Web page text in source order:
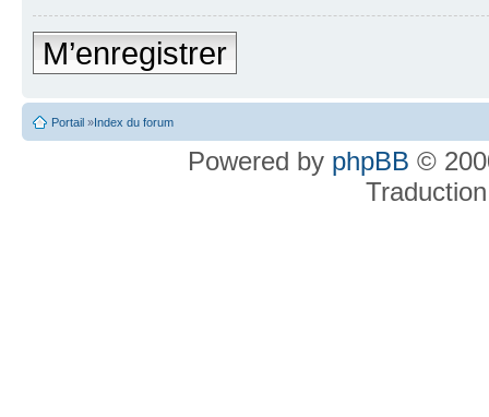
M’enregistrer
Portail »Index du forum
Powered by phpBB ©